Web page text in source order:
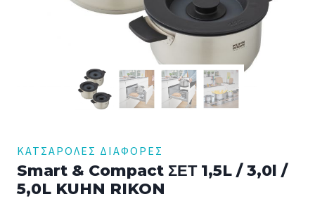
ΚΑΤΣΑΡΌΛΕΣ ΔΙΆΦΟΡΕΣ
Smart & Compact ΣΕΤ 1,5L / 3,0l /
5,0L KUHN RIKON